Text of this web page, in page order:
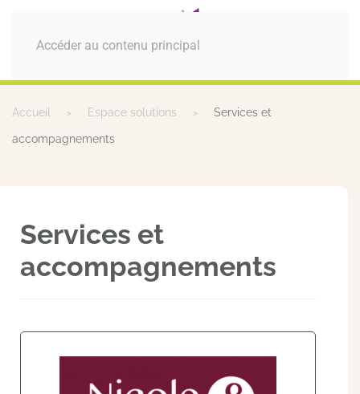
Accéder au contenu principal
MENU
Accueil Espace solutions Services et
accompagnements
Services et
accompagnements